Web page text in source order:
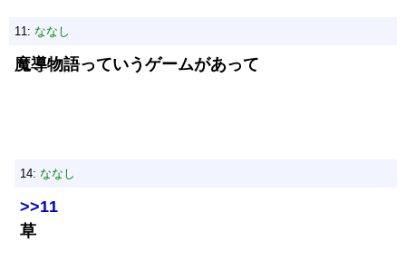
11: ななし
魔導物語っていうゲームがあって
14: ななし
>>11
草